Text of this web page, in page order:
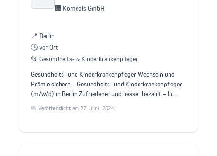
🏢 Komedis GmbH
📍 Berlin
🕒 vor Ort
📂 Gesundheits- & Kinderkrankenpfleger
Gesundheits- und Kinderkrankenpfleger Wechseln und
Prämie sichern – Gesundheits- und Kinderkrankenpfleger
(m/w/d) in Berlin Zufriedener und besser bezahlt – In…
📅 Veröffentlicht am 27. Juni. 2024